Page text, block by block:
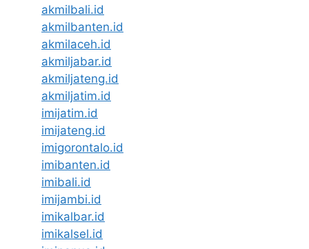
akmilbali.id
akmilbanten.id
akmilaceh.id
akmiljabar.id
akmiljateng.id
akmiljatim.id
imijatim.id
imijateng.id
imigorontalo.id
imibanten.id
imibali.id
imijambi.id
imikalbar.id
imikalsel.id